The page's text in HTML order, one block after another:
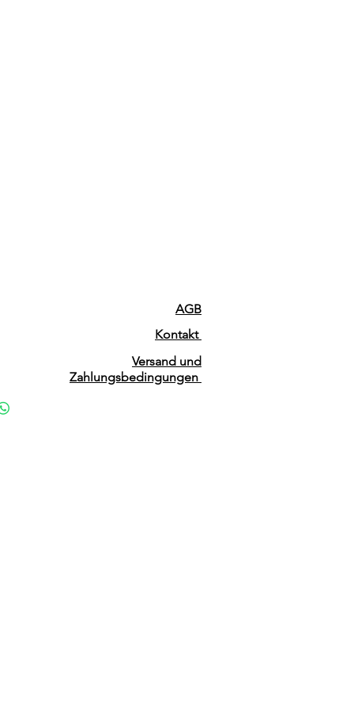
AGB
Kontakt
Versand und
Zahlungsbedingungen